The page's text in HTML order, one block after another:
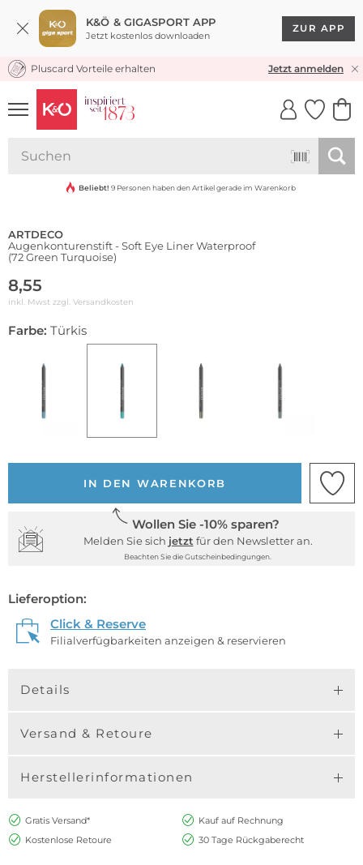
K&Ö & GIGASPORT APP
Jetzt kostenlos downloaden
ZUR APP
KOSTENLOSER VERSAND* & RÜCKVERSAND
Pluscard Vorteile erhalten Jetzt anmelden
UNSERE APP
CLICK &
Wasserfest
Beliebt! 9 Personen haben den Artikel gerade im Warenkorb
ARTDECO
Augenkonturenstift - Soft Eye Liner Waterproof
(72 Green Turquoise)
8,55
inkl. Mwst zzgl. Versandkosten
Farbe: Türkis
IN DEN WARENKORB
Wollen Sie -10% sparen?
Melden Sie sich jetzt für den Newsletter an.
Beachten Sie die Gutscheinbedingungen.
Lieferoption:
Click & Reserve
Filialverfügbarkeiten anzeigen & reservieren
Details
Versand & Retoure
Herstellerinformationen
Gratis Versand*
Kauf auf Rechnung
Kostenlose Retoure
30 Tage Rückgaberecht